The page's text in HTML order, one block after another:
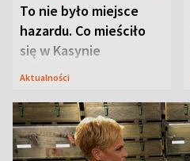
To nie było miejsce
hazardu. Co mieściło
się w Kasynie
Oficerskim?
Aktualności